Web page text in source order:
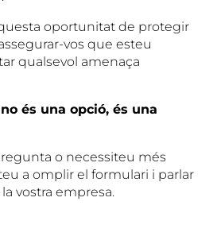
oportunitat de protegir
vos que esteu
qualsevol amenaça
és una opció, és una
o necessiteu més
a omplir el formulari i parlar
vostra empresa.